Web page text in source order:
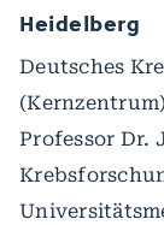
Heidelberg
Deutsches
Professor Dr.